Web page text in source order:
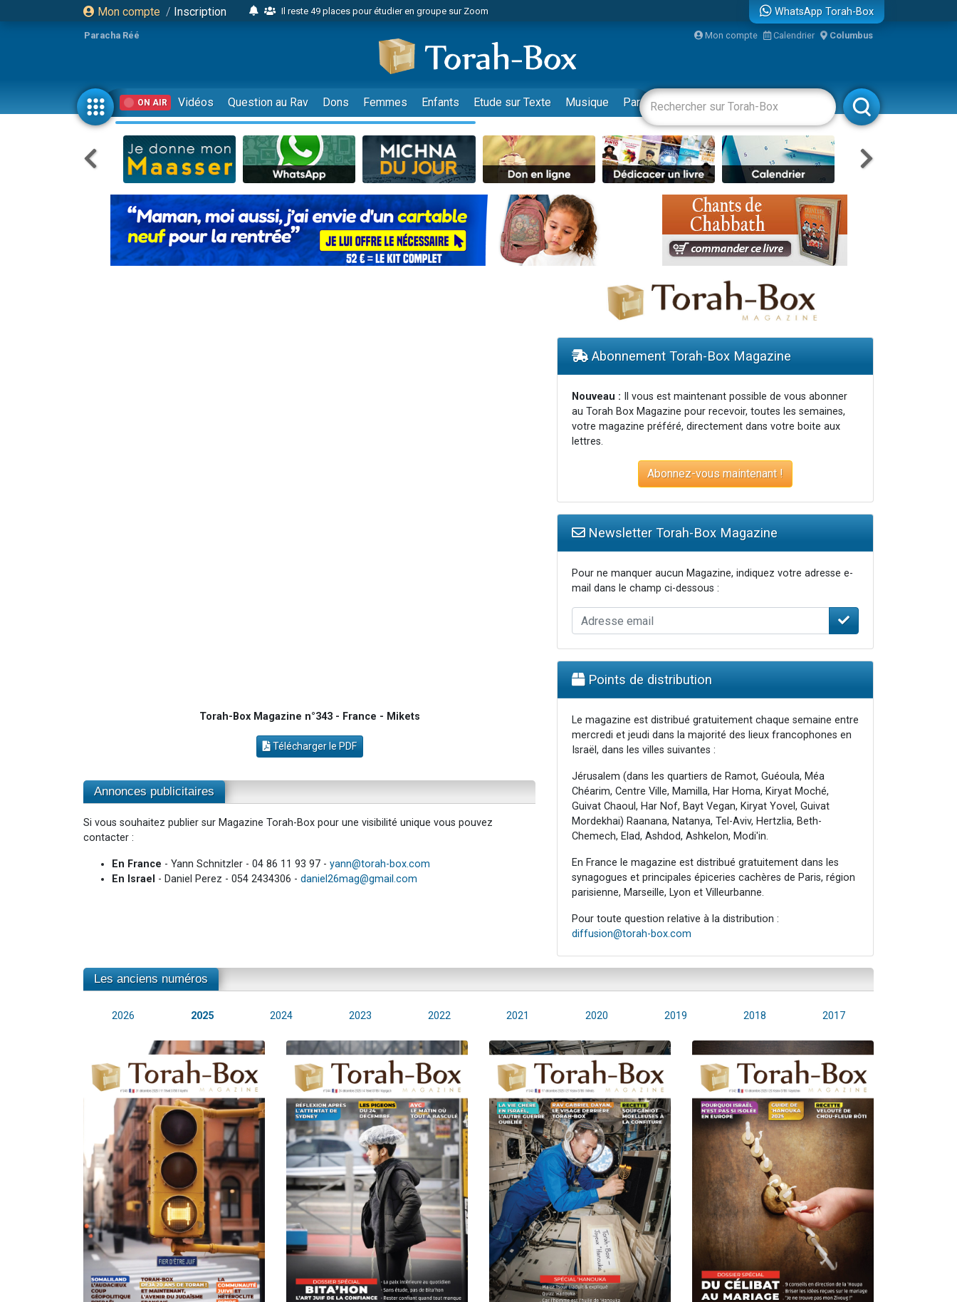
Mon compte / Inscription
23 personnes viennent de faire un don pour Diane, 80 ans, dans un appartement insalubre
4 personnes viennent de nous rejoindre sur WhatsApp
3 personnes viennent de nous rejoindre sur WhatsApp
Odaya vient de donner son Maasser
3 personnes viennent de faire un don pour 5 jours de vacances aux Orphelins
2 personnes viennent de nous rejoindre sur WhatsApp
13 personnes viennent de demander une bénédiction
Il reste 49 places pour étudier en groupe sur Zoom
30 personnes viennent de faire un don pour Sauvez la jambe de Yohan
12 nouvelles musiques dans Torah-Box Music
3 personnes viennent de nous rejoindre sur WhatsApp
2 personnes viennent de nous rejoindre sur WhatsApp
Nouvelle émission radio : Visions de grandeur n°104 : Le Chabbath et le Birkat Hamazone à travers le temps
WhatsApp Torah-Box
Paracha Réé Mon compte Calendrier Columbus
ON AIR Vidéos Question au Rav Dons Femmes Enfants Etude sur Texte Musique Paracha Divertissements Livres Rabbanim
Torah-Box Magazine n°343 - France - Mikets
Télécharger le PDF
Annonces publicitaires
Si vous souhaitez publier sur Magazine Torah-Box pour une visibilité unique vous pouvez
contacter :
En France - Yann Schnitzler - 04 86 11 93 97 - yann@torah-box.com
En Israel - Daniel Perez - 054 2434306 - daniel26mag@gmail.com
Abonnement Torah-Box Magazine
Nouveau : Il vous est maintenant possible de vous abonner
au Torah Box Magazine pour recevoir, toutes les semaines,
votre magazine préféré, directement dans votre boite aux
lettres.
Abonnez-vous maintenant !
Newsletter Torah-Box Magazine
Pour ne manquer aucun Magazine, indiquez votre adresse e-
mail dans le champ ci-dessous :
Points de distribution
Le magazine est distribué gratuitement chaque semaine entre
mercredi et jeudi dans la majorité des lieux francophones en
Israël, dans les villes suivantes :
Jérusalem (dans les quartiers de Ramot, Guéoula, Méa
Chéarim, Centre Ville, Mamilla, Har Homa, Kiryat Moché,
Guivat Chaoul, Har Nof, Bayt Vegan, Kiryat Yovel, Guivat
Mordekhai) Raanana, Natanya, Tel-Aviv, Hertzlia, Beth-
Chemech, Elad, Ashdod, Ashkelon, Modi'in.
En France le magazine est distribué gratuitement dans les
synagogues et principales épiceries cachères de Paris, région
parisienne, Marseille, Lyon et Villeurbanne.
Pour toute question relative à la distribution :
diffusion@torah-box.com
Les anciens numéros
2026 2025 2024 2023 2022 2021 2020 2019 2018 2017